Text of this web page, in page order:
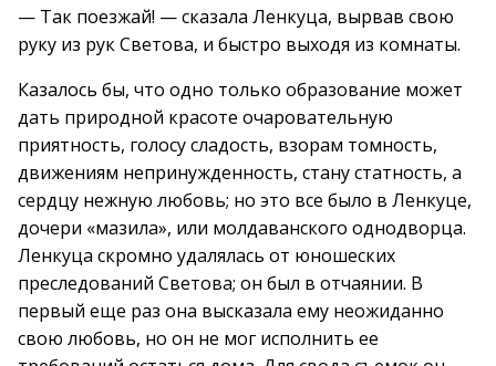
— Так поезжай! — сказала Ленкуца, вырвав свою
руку из рук Светова, и быстро выходя из комнаты.
Казалось бы, что одно только образование может
дать природной красоте очаровательную
приятность, голосу сладость, взорам томность,
движениям непринужденность, стану статность, а
сердцу нежную любовь; но это все было в Ленкуце,
дочери «мазила», или молдаванского однодворца.
Ленкуца скромно удалялась от юношеских
преследований Светова; он был в отчаянии. В
первый еще раз она высказала ему неожиданно
свою любовь, но он не мог исполнить ее